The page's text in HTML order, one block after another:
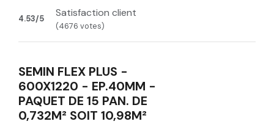
4.53/5 Satisfaction client
(4676 votes)
SEMIN FLEX PLUS -
600X1220 - EP.40MM -
PAQUET DE 15 PAN. DE
0,732M² SOIT 10,98M²